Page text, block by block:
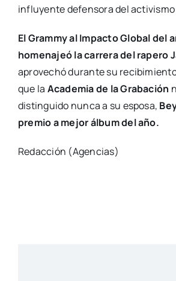
influyente defensora del
El Grammy al Impacto Global del
homenajeó la carrera del rapero
aprovechó durante su
que la Academia de la Grabación
distinguido nunca a su esposa,
premio a mejor álbum del año.
Redacción (Agencias)